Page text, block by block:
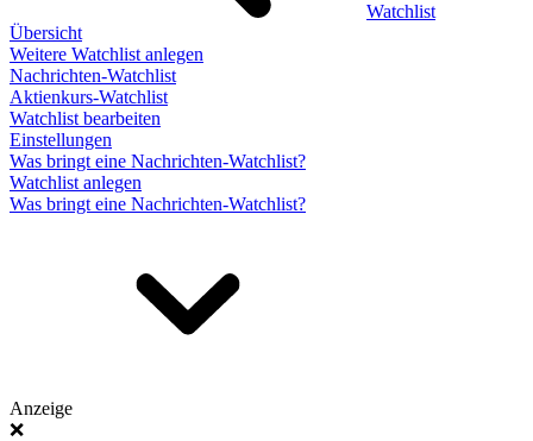
Watchlist
Übersicht
Weitere Watchlist anlegen
Nachrichten-Watchlist
Aktienkurs-Watchlist
Watchlist bearbeiten
Einstellungen
Was bringt eine Nachrichten-Watchlist?
Watchlist anlegen
Was bringt eine Nachrichten-Watchlist?
Anzeige
❌